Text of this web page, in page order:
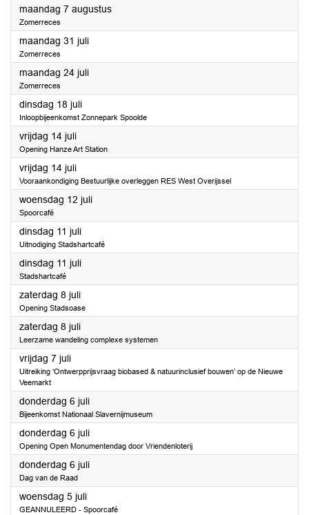
maandag 7 augustus2023
Zomerreces
maandag 31 juli2023
Zomerreces
maandag 24 juli2023
Zomerreces
dinsdag 18 juli2023
Inloopbijeenkomst Zonnepark Spoolde
vrijdag 14 juli2023
Opening Hanze Art Station
vrijdag 14 juli2023
Vooraankondiging Bestuurlijke overleggen RES West Overijssel
woensdag 12 juli2023
Spoorcafé
dinsdag 11 juli2023
Uitnodiging Stadshartcafé
dinsdag 11 juli2023
Stadshartcafé
zaterdag 8 juli2023
Opening Stadsoase
zaterdag 8 juli2023
Leerzame wandeling complexe systemen
vrijdag 7 juli2023
Uitreiking ‘Ontwerpprijsvraag biobased & natuurinclusief bouwen’ op de Nieuwe
Veemarkt
donderdag 6 juli2023
Bijeenkomst Nationaal Slavernijmuseum
donderdag 6 juli2023
Opening Open Monumentendag door Vriendenloterij
donderdag 6 juli2023
Dag van de Raad
woensdag 5 juli2023
GEANNULEERD - Spoorcafé